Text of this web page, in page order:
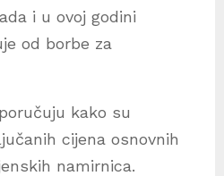
i u ovoj godini
od borbe za
kako su
cijena osnovnih
namirnica.